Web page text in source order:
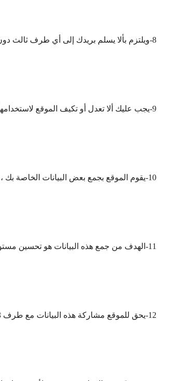
8-ويلتزم بألا يسلم بريدك إلى أي طرف ثالث دون إذن مسبق منك .
9-يجب عليك ألا تعدل أو تكيف الموقع لاستخدامها بطرق غير مشروعة أو بأي طرق أخرى يمكن أن تضر أو تعطل الموقع.
10-يقوم الموقع بجمع بعض البيانات الخاصة بك ، مثل نوع المتصفح ، نظام التشغيل ، رقم IP… إلخ .
11-الهدف من جمع هذه البيانات هو تحسين مستوى الخدمة .
12-يحق للموقع مشاركة هذه البيانات مع طرف ثالث دون أن تقوم بالربط بين هذه البيانات وهويتك الشخصية .